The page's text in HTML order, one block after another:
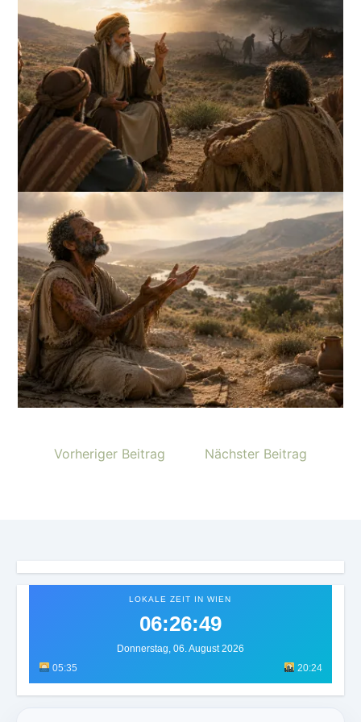
Vorheriger Beitrag Nächster Beitrag
LOKALE ZEIT IN WIEN
06:26:51
Donnerstag, 06. August 2026
05:35
20:24